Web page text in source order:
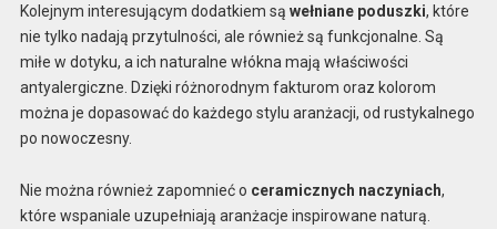
Kolejnym interesującym dodatkiem są wełniane poduszki, które
nie tylko nadają przytulności, ale również są funkcjonalne. Są
miłe w dotyku, a ich naturalne włókna mają właściwości
antyalergiczne. Dzięki różnorodnym fakturom oraz kolorom
można je dopasować do każdego stylu aranżacji, od rustykalnego
po nowoczesny.
Nie można również zapomnieć o ceramicznych naczyniach,
które wspaniale uzupełniają aranżacje inspirowane naturą.